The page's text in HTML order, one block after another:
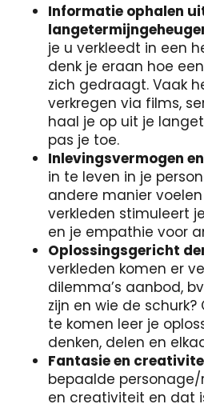
Informatie ophalen
je u verkleedt in een
denk je eraan hoe
zich gedraagt. Vaak
verkregen via films,
haal je op uit je
pas je toe.
Inlevingsvermogen
in te leven in je
andere manier
verkleden stimuleert
en je empathie voor
Oplossingsgericht
verkleden komen er
dilemma’s aanbod,
zijn en wie de
te komen leer je
denken, delen en
Fantasie en
bepaalde
en creativiteit en dat